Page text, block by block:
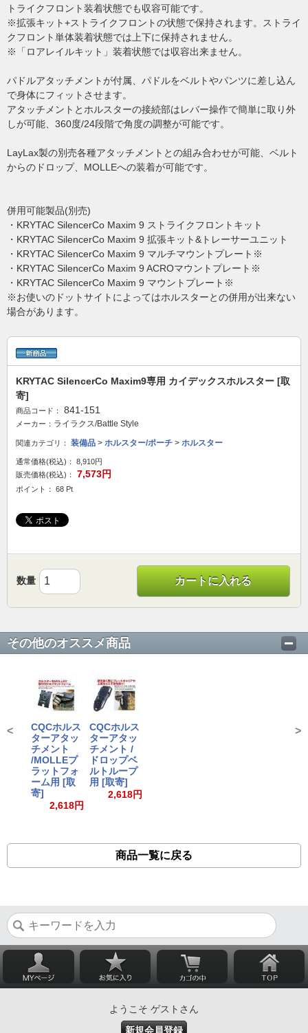
トライクフロント装着状態でも収容可能です。
※拡張キット+ストライクフロントの状態で保持されます。ストライ
クフロント単体装着状態では上下に保持されません。
※「ロアレイルキット」装着状態では収容出来ません。
パドルアタッチメントが付属、パドルをベルトやパンツに差し込ん
で身体にフィットさせます。
アタッチメントとホルスターの接続部はレバー操作で簡単に取り外
しが可能、360度/24段階で角度の調整が可能です。
LayLax製の別売各種アタッチメントとの組み合わせが可能、ベルト
からのドロップ、MOLLEへの装着が可能です。
併用可能製品(別売)
・KRYTAC SilencerCo Maxim 9 ストライクフロントキット
・KRYTAC SilencerCo Maxim 9 拡張キット&トレーサーユニット
・KRYTAC SilencerCo Maxim 9 マルチマウントプレート※
・KRYTAC SilencerCo Maxim 9 ACROマウントプレート※
・KRYTAC SilencerCo Maxim 9 マウントプレート※
※お使いのドットサイトによってはホルスターとの併用が出来ない
場合があります。
KRYTAC SilencerCo Maxim9専用 カイデックスホルスター [取
寄]
商品コード： 841-151
メーカー： ライラクス/Battle Style
関連カテゴリ： 装備品 > ホルスター/ポーチ > ホルスター
通常価格(税込)：
8,910円
販売価格(税込)：
7,573円
ポイント： 68 Pt
数量 カートに入れる
その他のオススメ商品
CQCホルス
ターアタッ
チメント
/MOLLEプ
ラットフォ
ーム用 [取
寄]
2,618円
CQCホルス
ターアタッ
チメント /
ドロップベ
ルトループ
用 [取寄]
2,618円
< >
商品一覧に戻る
ようこそ ゲストさん
新規会員登録